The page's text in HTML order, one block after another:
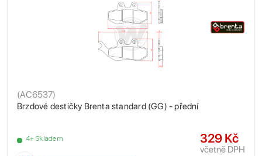
Brzdové destičky Brenta standard (GG) - přední
(AC6537)
4+ Skladem 329 Kč
včetně DPH